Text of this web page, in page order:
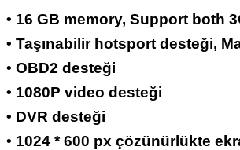
• 16 GB memory, Support both
• Taşınabilir hotsport desteği,
• OBD2 desteği
• 1080P video desteği
• DVR desteği
• 1024 * 600 px çözünürlükte